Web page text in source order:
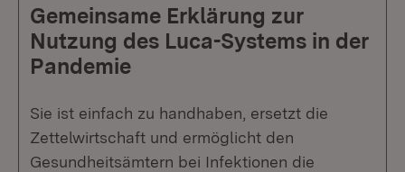
Gemeinsame Erklärung zur
Nutzung des Luca-Systems in der
Pandemie
Sie ist einfach zu handhaben, ersetzt die
Zettelwirtschaft und ermöglicht den
Gesundheitsämtern bei Infektionen die